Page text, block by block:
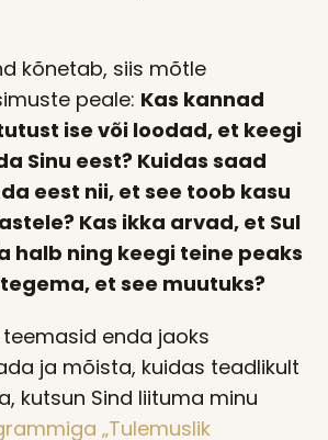
kõnetab, siis mõtle
peale: Kas kannad
ise või loodad, et keegi
Sinu eest? Kuidas saad
eest nii, et see toob kasu
Kas ikka arvad, et Sul
halb ning keegi teine peaks
et see muutuks?
enda jaoks
ja mõista, kuidas teadlikult
kutsun Sind liituma minu
„Tulemuslik